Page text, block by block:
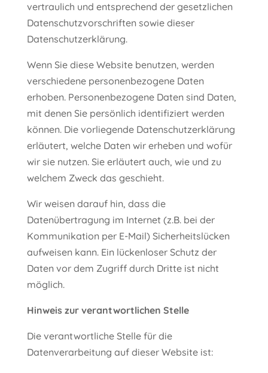
vertraulich und entsprechend der gesetzlichen
Datenschutzvorschriften sowie dieser
Datenschutzerklärung.
Wenn Sie diese Website benutzen, werden
verschiedene personenbezogene Daten
erhoben. Personenbezogene Daten sind Daten,
mit denen Sie persönlich identifiziert werden
können. Die vorliegende Datenschutzerklärung
erläutert, welche Daten wir erheben und wofür
wir sie nutzen. Sie erläutert auch, wie und zu
welchem Zweck das geschieht.
Wir weisen darauf hin, dass die
Datenübertragung im Internet (z.B. bei der
Kommunikation per E-Mail) Sicherheitslücken
aufweisen kann. Ein lückenloser Schutz der
Daten vor dem Zugriff durch Dritte ist nicht
möglich.
Hinweis zur verantwortlichen Stelle
Die verantwortliche Stelle für die
Datenverarbeitung auf dieser Website ist: